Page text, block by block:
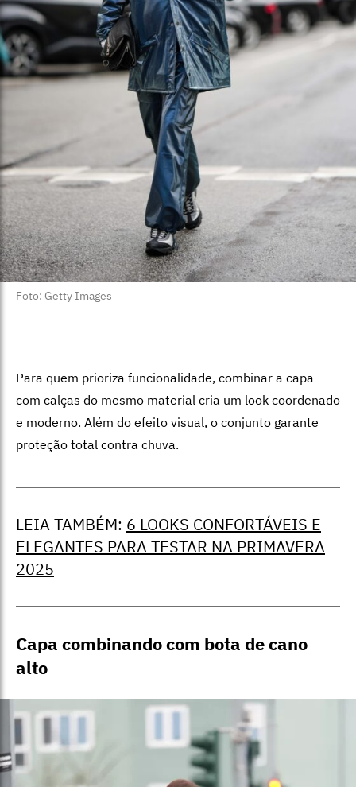
Foto: Getty Images
Para quem prioriza funcionalidade, combinar a capa
com calças do mesmo material cria um look coordenado
e moderno. Além do efeito visual, o conjunto garante
proteção total contra chuva.
LEIA TAMBÉM: 6 LOOKS CONFORTÁVEIS E
ELEGANTES PARA TESTAR NA PRIMAVERA
2025
Capa combinando com bota de cano
alto